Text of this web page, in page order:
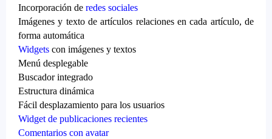
Incorporación de redes sociales
Imágenes y texto de artículos relaciones en cada artículo, de
forma automática
Widgets con imágenes y textos
Menú desplegable
Buscador integrado
Estructura dinámica
Fácil desplazamiento para los usuarios
Widget de publicaciones recientes
Comentarios con avatar